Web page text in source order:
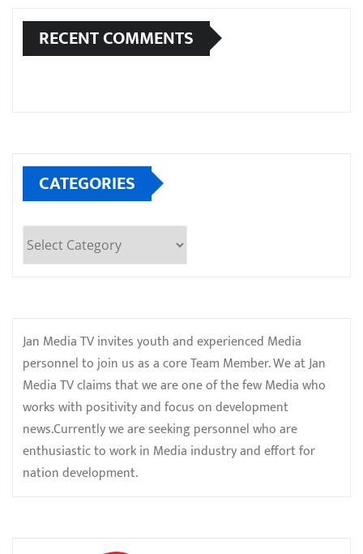
RECENT COMMENTS
CATEGORIES
Categories
Jan Media TV invites youth and experienced Media
personnel to join us as a core Team Member. We at Jan
Media TV claims that we are one of the few Media who
works with positivity and focus on development
news.Currently we are seeking personnel who are
enthusiastic to work in Media industry and effort for
nation development.